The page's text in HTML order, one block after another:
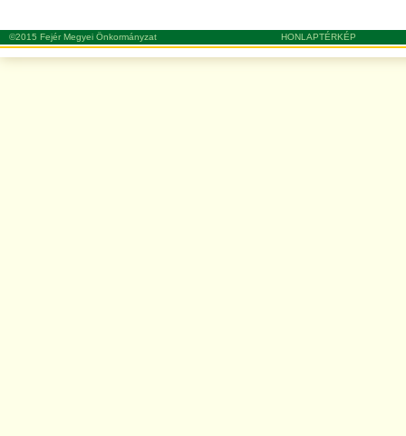
©2015 Fejér Megyei Önkormányzat HONLAPTÉRKÉP